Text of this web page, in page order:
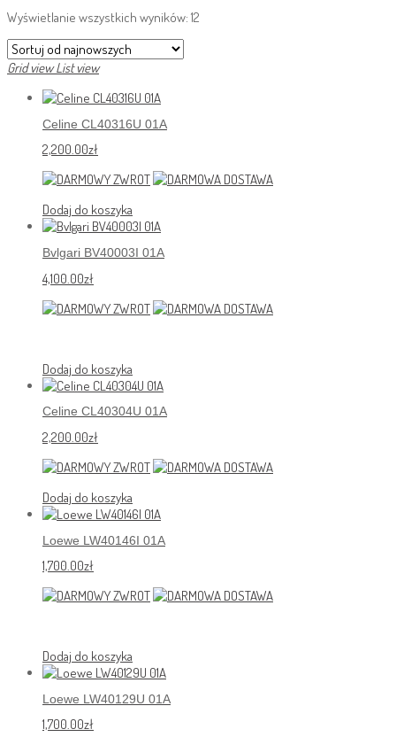
Wyświetlanie wszystkich wyników: 12
Grid view List view
Celine CL40316U 01A
2,200.00zł
Dodaj do koszyka
Bvlgari BV40003I 01A
4,100.00zł
Dodaj do koszyka
Celine CL40304U 01A
2,200.00zł
Dodaj do koszyka
Loewe LW40146I 01A
1,700.00zł
Dodaj do koszyka
Loewe LW40129U 01A
1,700.00zł